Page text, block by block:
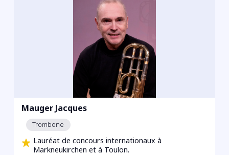
Mauger Jacques
Trombone
Lauréat de concours internationaux à
Markneukirchen et à Toulon.